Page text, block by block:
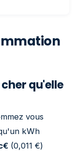
qu'elle
vous
kWh
(0,011 €)